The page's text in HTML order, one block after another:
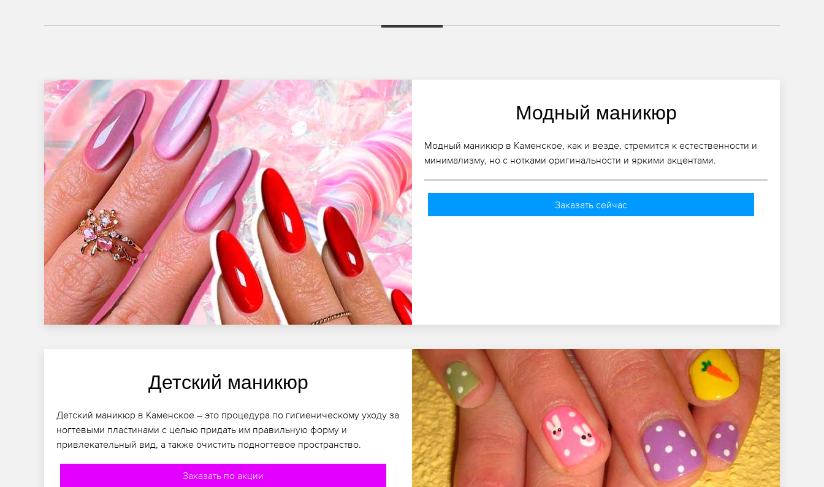
Модный маникюр
Модный маникюр в Каменское, как и везде, стремится к естественности и
минимализму, но с нотками оригинальности и яркими акцентами.
Заказать сейчас
Детский маникюр
Детский маникюр в Каменское – это процедура по гигиеническому уходу за
ногтевыми пластинами с целью придать им правильную форму и
привлекательный вид, а также очистить подногтевое пространство.
Заказать по акции